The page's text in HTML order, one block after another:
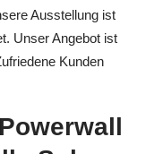
Ausstellung ist
Unser Angebot ist
Kunden